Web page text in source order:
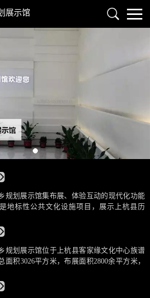
展示馆
规划展示馆集布展、体验互动的现代化功能
地标性公共文化设施项目，展示上杭县历
了解城乡规划、参与规划和监督规划的重要
强市民自豪感的市民科普基地；是解读上杭
展的指南，展现上杭县形象、文化的重要载
推介城市的重要窗口和城市会客厅。
规划展示馆位于上杭县客家缘文化中心族谱
面积3026平方米，布展面积2800余平方米，
模拟、游艇VR体验、自行车VR体验和弧幕
规划师等新颖元素，参观者可以参与互动，